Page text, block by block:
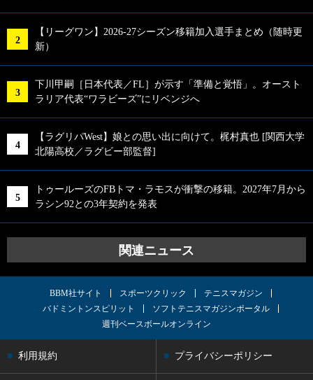
【リーグワン】2026-27シーズン移籍加入選手まとめ（随時更
新）
下川甲嗣［日本代表／FL］が示す「準備と覚悟」。オースト
ラリア代表“ワラビーズ”にリベンジへ
【ラグリパWest】娘との思い出に向けて。梶村真也 [関西大学
北陽高校／ラグビー部監督]
トゥールーズのFBトマ・ラモスが衝撃の移籍。2027年7月から
ラシン92との3年契約を発表
関連ニュース
BBM社サイト スポーツクリック
テニスマガジン
バドミントンスピリット
ソフトテニスマガジンポータル
週刊ベースボールオンライン
利用規約 プライバシーポリシー